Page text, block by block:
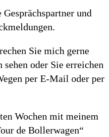
und
Sie mich gerne
oder Sie erreichen
per E-Mail oder per
Wochen mit meinem
de Bollerwagen“